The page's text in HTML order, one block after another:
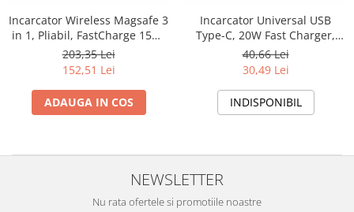
Rasnite de cafea
Fierbatoare de apa
Aparate de curatat cu abur
Perii rotative
Masini de tuns si barbierit
Ustensile gatit
Incarcator Wireless Magsafe 3
in 1, Pliabil, FastCharge 15W,
Statie de incarcare cu
Magsafe, compatibil cu
Iphone, Samsung, Huawei,
Oppo, Xiaomi, Apple Watch,
Airpods Pro, Galaxy Buds, TW
203,35 Lei
152,51 Lei
ADAUGA IN COS
Incarcator Universal USB
Type-C, 20W Fast Charger,
Compatibil cu IOS & Android,
Alb
40,66 Lei
30,49 Lei
INDISPONIBIL
NEWSLETTER
Nu rata ofertele si promotiile noastre